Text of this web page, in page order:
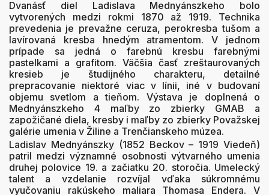
Dvanásť diel Ladislava Mednyánszkeho bolo
vytvorených medzi rokmi 1870 až 1919. Technika
prevedenia je prevažne ceruza, perokresba tušom a
lavírovaná kresba hnedým atramentom. V jednom
prípade sa jedná o farebnú kresbu farebnými
pastelkami a grafitom. Väčšia časť zreštaurovaných
kresieb je študijného charakteru, detailné
prepracovanie niektoré viac v línii, iné v budovaní
objemu svetlom a tieňom. Výstava je doplnená o
Mednyánszkeho 4 maľby zo zbierky GMAB a
zapožičané diela, kresby i maľby zo zbierky Považskej
galérie umenia v Žiline a Trenčianskeho múzea.
Ladislav Mednyánszky (1852 Beckov – 1919 Viedeň)
patril medzi významné osobnosti výtvarného umenia
druhej polovice 19. a začiatku 20. storočia. Umelecký
talent a vzdelanie rozvíjal vďaka súkromnému
vyučovaniu rakúskeho maliara Thomasa Endera. V